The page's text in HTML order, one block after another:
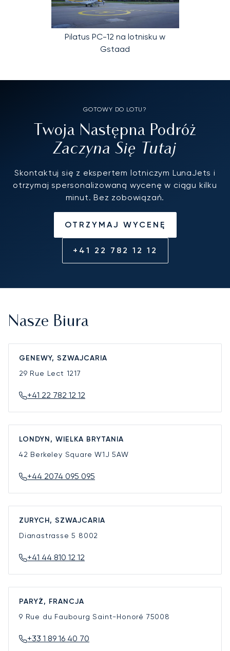
Pilatus PC-12 na lotnisku w
Gstaad
GOTOWY DO LOTU?
Twoja Następna Podróż
Zaczyna Się Tutaj
Skontaktuj się z ekspertem lotniczym LunaJets i
otrzymaj spersonalizowaną wycenę w ciągu kilku
minut. Bez zobowiązań.
OTRZYMAJ WYCENĘ
+41 22 782 12 12
Nasze Biura
GENEWY, SZWAJCARIA
29 Rue Lect 1217
+41 22 782 12 12
LONDYN, WIELKA BRYTANIA
42 Berkeley SquareW1J 5AW
+44 2074 095 095
ZURYCH, SZWAJCARIA
Dianastrasse 5 8002
+41 44 810 12 12
PARYŻ, FRANCJA
9 Rue du Faubourg Saint-Honoré 75008
+33 1 89 16 40 70